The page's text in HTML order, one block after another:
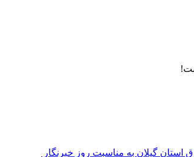
استان گیلان به مناسبت روز خبرنگار